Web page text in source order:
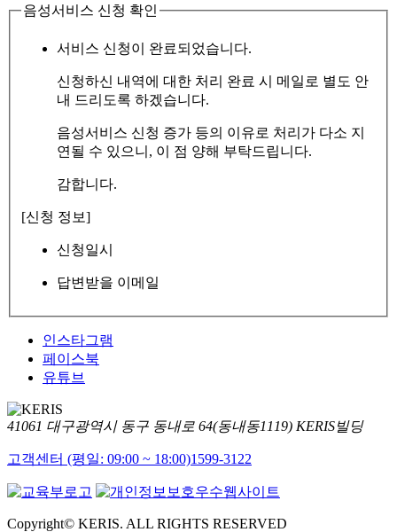
음성서비스 신청 확인
서비스 신청이 완료되었습니다.
신청하신 내역에 대한 처리 완료 시 메일로 별도 안
내 드리도록 하겠습니다.
음성서비스 신청 증가 등의 이유로 처리가 다소 지
연될 수 있으니, 이 점 양해 부탁드립니다.
감합니다.
[신청 정보]
신청일시
답변받을 이메일
인스타그램
페이스북
유튜브
41061 대구광역시 동구 동내로 64(동내동1119) KERIS빌딩
고객센터 (평일: 09:00 ~ 18:00)1599-3122
Copyright© KERIS. ALL RIGHTS RESERVED